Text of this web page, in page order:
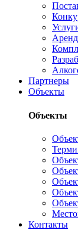
Партнеры
Объекты
Объекты
Контакты